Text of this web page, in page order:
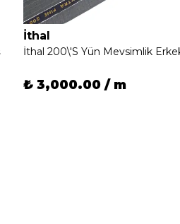
İthal
İthal 200\'S Yün Mevsimlik
₺ 3,000.00 / m